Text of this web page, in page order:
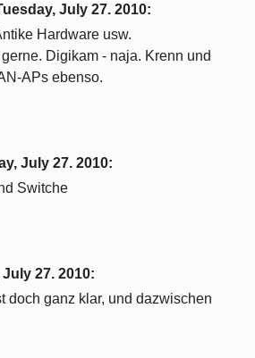
July 27. 2010:
Hardware usw.
Digikam - naja. Krenn und
APs ebenso.
July 27. 2010:
Switche
27. 2010:
doch ganz klar, und dazwischen